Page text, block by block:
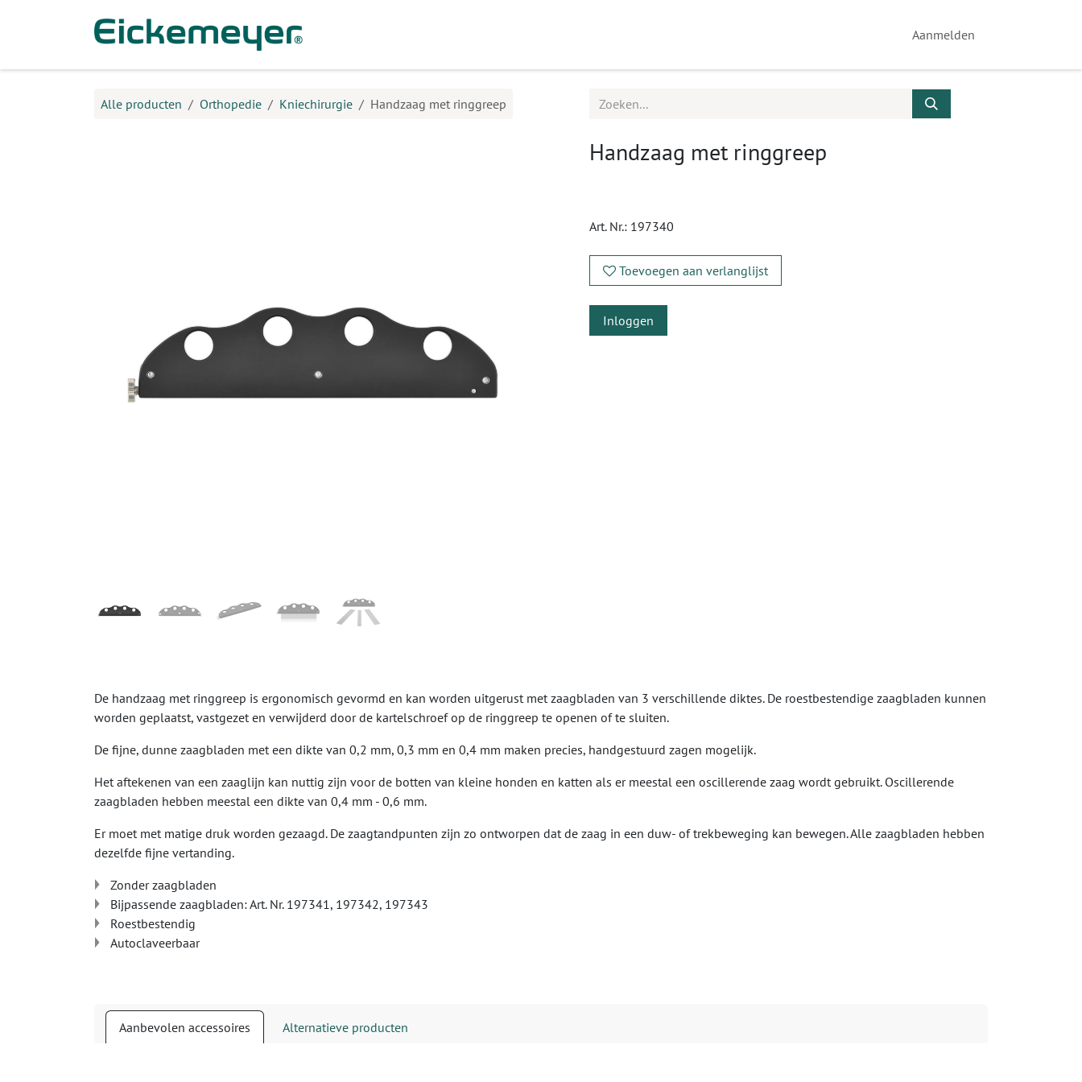
Aanmelden
Alle producten Orthopedie Kniechirurgie Handzaag met ringgreep
Handzaag met ringgreep
Art. Nr.: 197340
Toevoegen aan verlanglijst
Inloggen
De handzaag met ringgreep is ergonomisch gevormd en kan worden uitgerust met zaagbladen van 3 verschillende diktes. De roestbestendige zaagbladen kunnen
worden geplaatst, vastgezet en verwijderd door de kartelschroef op de ringgreep te openen of te sluiten.
De fijne, dunne zaagbladen met een dikte van 0,2 mm, 0,3 mm en 0,4 mm maken precies, handgestuurd zagen mogelijk.
Het aftekenen van een zaaglijn kan nuttig zijn voor de botten van kleine honden en katten als er meestal een oscillerende zaag wordt gebruikt. Oscillerende
zaagbladen hebben meestal een dikte van 0,4 mm - 0,6 mm.
Er moet met matige druk worden gezaagd. De zaagtandpunten zijn zo ontworpen dat de zaag in een duw- of trekbeweging kan bewegen. Alle zaagbladen hebben
dezelfde fijne vertanding.
Zonder zaagbladen
Bijpassende zaagbladen: Art. Nr. 197341, 197342, 197343
Roestbestendig
Autoclaveerbaar
Aanbevolen accessoires Alternatieve producten